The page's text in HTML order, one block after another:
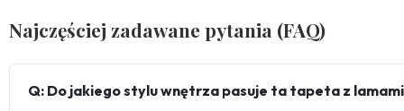
Najczęściej zadawane pytania (FAQ)
Q: Do jakiego stylu wnętrza pasuje ta tapeta z